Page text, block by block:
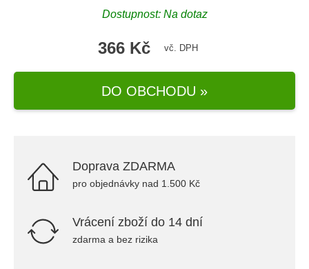
Dostupnost: Na dotaz
366 Kč vč. DPH
DO OBCHODU »
Doprava ZDARMA
pro objednávky nad 1.500 Kč
Vrácení zboží do 14 dní
zdarma a bez rizika